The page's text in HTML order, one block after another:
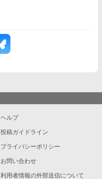
ヘルプ
投稿ガイドライン
プライバシーポリシー
お問い合わせ
利用者情報の外部送信について